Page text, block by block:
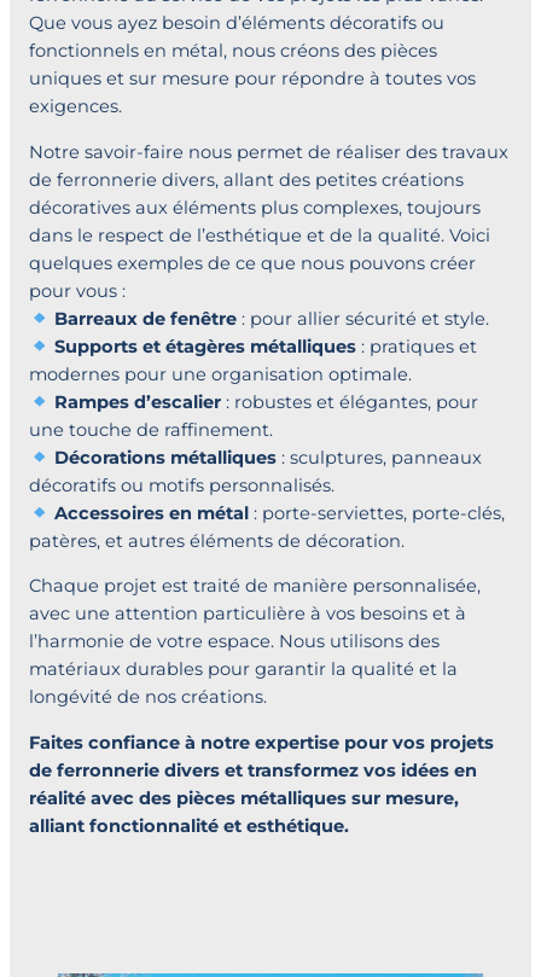
Que vous ayez besoin d’éléments décoratifs ou
fonctionnels en métal, nous créons des pièces
uniques et sur mesure pour répondre à toutes vos
exigences.
Notre savoir-faire nous permet de réaliser des travaux
de ferronnerie divers, allant des petites créations
décoratives aux éléments plus complexes, toujours
dans le respect de l’esthétique et de la qualité. Voici
quelques exemples de ce que nous pouvons créer
pour vous :
Barreaux de fenêtre: pour allier sécurité et style.
Supports et étagères métalliques: pratiques et
modernes pour une organisation optimale.
Rampes d’escalier: robustes et élégantes, pour
une touche de raffinement.
Décorations métalliques: sculptures, panneaux
décoratifs ou motifs personnalisés.
Accessoires en métal: porte-serviettes, porte-clés,
patères, et autres éléments de décoration.
Chaque projet est traité de manière personnalisée,
avec une attention particulière à vos besoins et à
l’harmonie de votre espace. Nous utilisons des
matériaux durables pour garantir la qualité et la
longévité de nos créations.
Faites confiance à notre expertise pour vos projets
de ferronnerie divers et transformez vos idées en
réalité avec des pièces métalliques sur mesure,
alliant fonctionnalité et esthétique.